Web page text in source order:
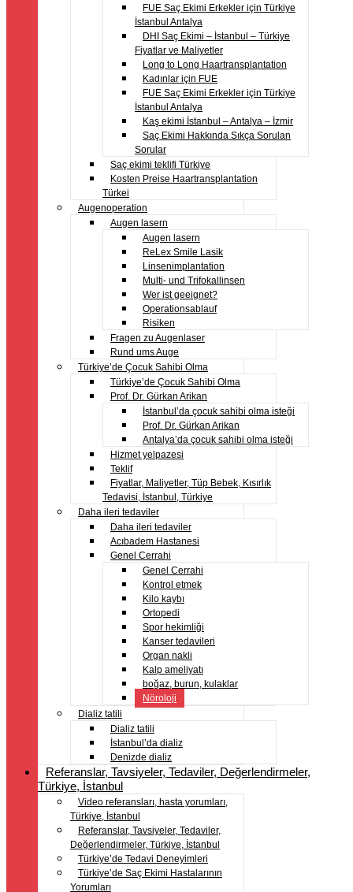
FUE Saç Ekimi Erkekler için Türkiye
İstanbul Antalya
DHI Saç Ekimi – İstanbul – Türkiye
Fiyatlar ve Maliyetler
Long to Long Haartransplantation
Kadınlar için FUE
FUE Saç Ekimi Erkekler için Türkiye
İstanbul Antalya
Kaş ekimi İstanbul – Antalya – İzmir
Saç Ekimi Hakkında Sıkça Sorulan
Sorular
Saç ekimi teklifi Türkiye
Kosten Preise Haartransplantation
Türkei
Augenoperation
Augen lasern
Augen lasern
ReLex Smile Lasik
Linsenimplantation
Multi- und Trifokallinsen
Wer ist geeignet?
Operationsablauf
Risiken
Fragen zu Augenlaser
Rund ums Auge
Türkiye’de Çocuk Sahibi Olma
Türkiye’de Çocuk Sahibi Olma
Prof. Dr. Gürkan Arikan
İstanbul’da çocuk sahibi olma isteği
Prof. Dr. Gürkan Arikan
Antalya’da çocuk sahibi olma isteği
Hizmet yelpazesi
Teklif
Fiyatlar, Maliyetler, Tüp Bebek, Kısırlık
Tedavisi, İstanbul, Türkiye
Daha ileri tedaviler
Daha ileri tedaviler
Acıbadem Hastanesi
Genel Cerrahi
Genel Cerrahi
Kontrol etmek
Kilo kaybı
Ortopedi
Spor hekimliği
Kanser tedavileri
Organ nakli
Kalp ameliyatı
boğaz, burun, kulaklar
Nöroloji
Dializ tatili
Dializ tatili
İstanbul’da dializ
Denizde dializ
Referanslar, Tavsiyeler, Tedaviler, Değerlendirmeler,
Türkiye, İstanbul
Video referansları, hasta yorumları,
Türkiye, İstanbul
Referanslar, Tavsiyeler, Tedaviler,
Değerlendirmeler, Türkiye, İstanbul
Türkiye’de Tedavi Deneyimleri
Türkiye’de Saç Ekimi Hastalarının
Yorumları